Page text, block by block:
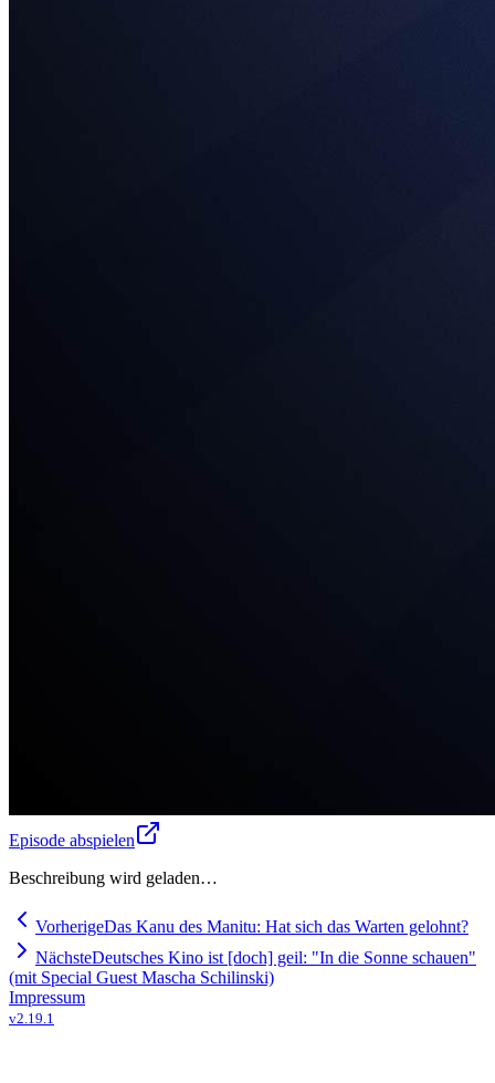
Episode abspielen
Beschreibung wird geladen…
VorherigeDas Kanu des Manitu: Hat sich das Warten gelohnt?
NächsteDeutsches Kino ist [doch] geil: "In die Sonne schauen"
(mit Special Guest Mascha Schilinski)
Impressum
v2.19.1